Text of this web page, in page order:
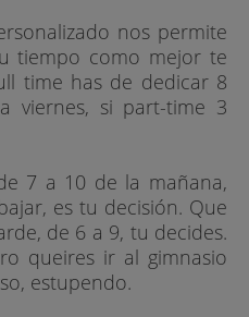
nos permite
tiempo como mejor te
time has de dedicar 8
viernes, si part-time 3
7 a 10 de la mañana,
es tu decisión. Que
de 6 a 9, tu decides.
queires ir al gimnasio
estupendo.